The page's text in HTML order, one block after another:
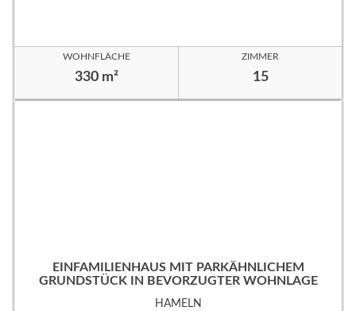
WOHNFLÄCHE
330 m²
ZIMMER
15
EINFAMILIENHAUS MIT PARKÄHNLICHEM
GRUNDSTÜCK IN BEVORZUGTER WOHNLAGE
HAMELN